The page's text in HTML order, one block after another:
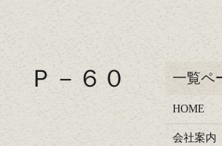
Ｐ－６０
HOME
会社案内